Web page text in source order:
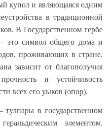
купол и являющаяся одним
в традиционной
В Государственном гербе
это символ общего дома и
проживающих в стране.
зависит от благополучия
и устойчивость
всех его уыков (опор).
в государственном
элементом.